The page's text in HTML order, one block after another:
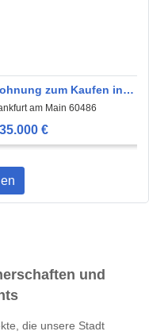
zum Kaufen in
am Main 935.000 €
m²
am Main 60486
€
und
die unsere Stadt